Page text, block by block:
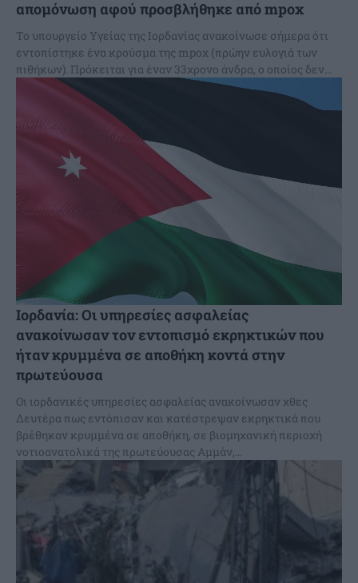
απομόνωση αφού προσβλήθηκε από mpox
Το υπουργείο Υγείας της Ιορδανίας ανακοίνωσε σήμερα ότι
εντοπίστηκε ένα κρούσμα της mpox (πρώην ευλογιά των
πιθήκων). Πρόκειται για έναν 33χρονο άνδρα, ο οποίος δεν...
Ιορδανία: Οι υπηρεσίες ασφαλείας
ανακοίνωσαν τον εντοπισμό εκρηκτικών που
ήταν κρυμμένα σε αποθήκη κοντά στην
πρωτεύουσα
Οι ιορδανικές υπηρεσίες ασφαλείας ανακοίνωσαν χθες
Δευτέρα πως εντόπισαν και κατέστρεψαν εκρηκτικά που
βρέθηκαν κρυμμένα σε αποθήκη, σε βιομηχανική περιοχή
νοτιοανατολικά της πρωτεύουσας Αμμάν,...